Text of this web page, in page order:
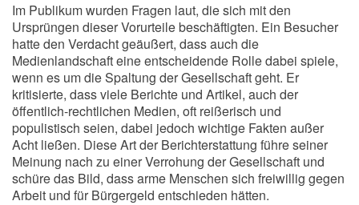
Im Publikum wurden Fragen laut, die sich mit den
Ursprüngen dieser Vorurteile beschäftigten. Ein Besucher
hatte den Verdacht geäußert, dass auch die
Medienlandschaft eine entscheidende Rolle dabei spiele,
wenn es um die Spaltung der Gesellschaft geht. Er
kritisierte, dass viele Berichte und Artikel, auch der
öffentlich-rechtlichen Medien, oft reißerisch und
populistisch seien, dabei jedoch wichtige Fakten außer
Acht ließen. Diese Art der Berichterstattung führe seiner
Meinung nach zu einer Verrohung der Gesellschaft und
schüre das Bild, dass arme Menschen sich freiwillig gegen
Arbeit und für Bürgergeld entschieden hätten.